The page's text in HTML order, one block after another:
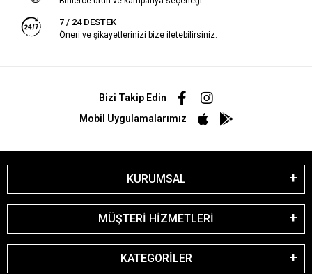
7 / 24 DESTEK
Öneri ve şikayetlerinizi bize iletebilirsiniz.
Bizi Takip Edin
Mobil Uygulamalarımız
KURUMSAL
MÜŞTERİ HİZMETLERİ
KATEGORİLER